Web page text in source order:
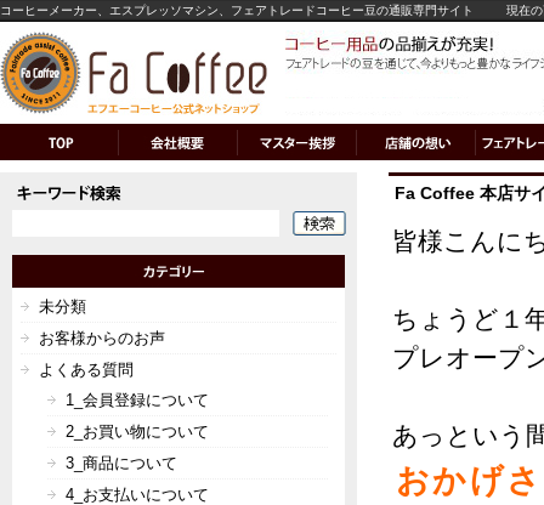
コーヒーメーカー、エスプレッソマシン、フェアトレードコーヒー豆の通販専門サイト 現在
Fa Coffee 本店サ
皆様こんに
ちょうど１
プレオープ
あっという
おかげ
未分類
お客様からのお声
よくある質問
1_会員登録について
2_お買い物について
3_商品について
4_お支払いについて